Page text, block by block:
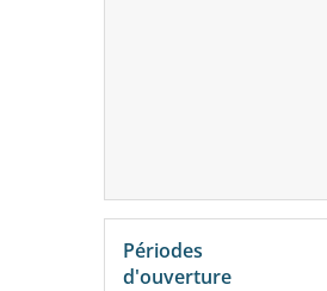
Périodes
d'ouverture